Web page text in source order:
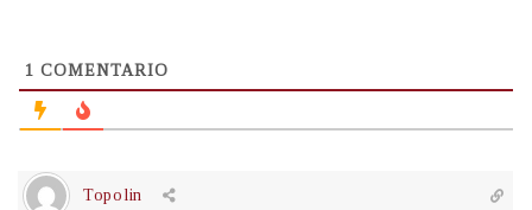
1 COMENTARIO
Topolin